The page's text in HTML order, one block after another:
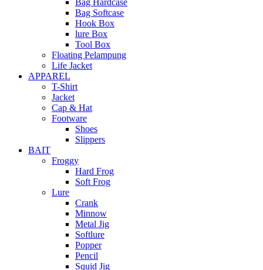
Bag Hardcase
Bag Softcase
Hook Box
lure Box
Tool Box
Floating Pelampung
Life Jacket
APPAREL
T-Shirt
Jacket
Cap & Hat
Footware
Shoes
Slippers
BAIT
Froggy
Hard Frog
Soft Frog
Lure
Crank
Minnow
Metal Jig
Softlure
Popper
Pencil
Squid Jig